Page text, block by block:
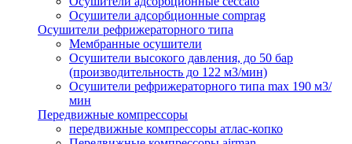
Осушители адсорбционные comprag
Осушители рефрижераторного типа
Мембранные осушители
Осушители высокого давления, до 50 бар
(производительность до 122 м3/мин)
Осушители рефрижераторного типа max 190 м3/
мин
Передвижные компрессоры
передвижные компрессоры атлас-копко